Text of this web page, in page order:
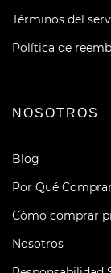
Términos del
Política de
NOSOTROS
Blog
Por Qué
Cómo comprar
Nosotros